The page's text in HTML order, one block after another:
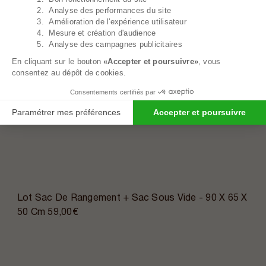
Lot Sac De Rangement + Sac Sous Vide - 90 X 65 X
50 Cm 59,00€
2. Analyse des performances du site
3. Amélioration de l'expérience utilisateur
4. Mesure et création d'audience
5. Analyse des campagnes publicitaires
En cliquant sur le bouton«Accepter et poursuivre» , vous
consentez au dépôt de cookies.
Consentements certifiés par
Paramétrer mes préférences Accepter et poursuivre